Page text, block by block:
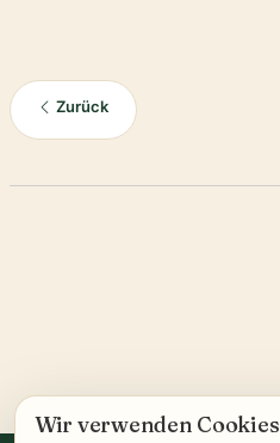
Wir verwenden Cookies
Zurück